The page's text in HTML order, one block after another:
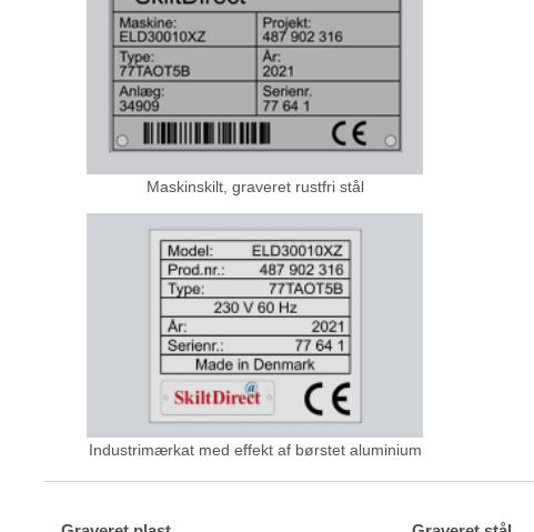
Maskinskilt, graveret rustfri stål
Industrimærkat med effekt af børstet aluminium